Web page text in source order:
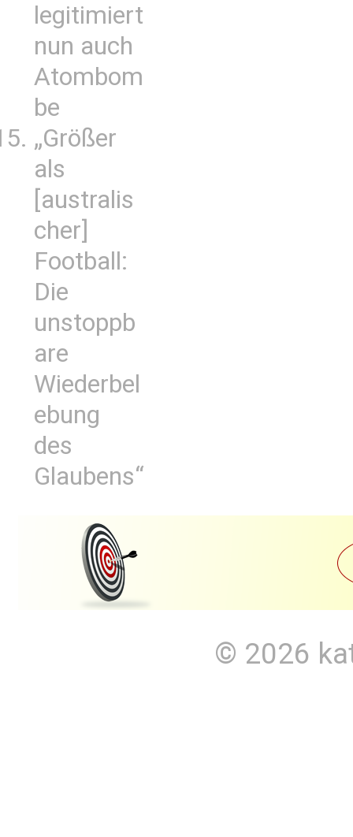
legitimiert
nun auch
Atombom
be
„Größer
als
[australis
cher]
Football:
Die
unstoppb
are
Wiederbel
ebung
des
Glaubens“
© 2026